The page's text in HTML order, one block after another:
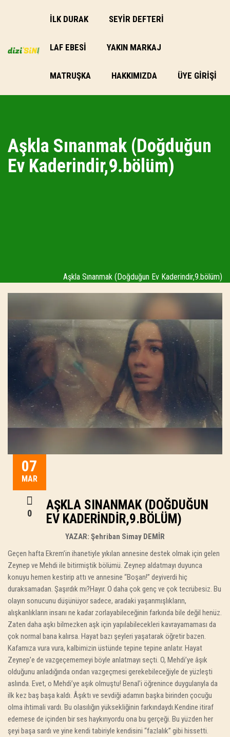
İLK DURAK SEYİR DEFTERİ
LAF EBESI YAKIN MARKAJ
MATRUŞKA HAKKIMIZDA ÜYE GIRIŞI
Aşkla Sınanmak (Doğduğun
Ev Kaderindir,9.bölüm)
Aşkla Sınanmak (Doğduğun Ev Kaderindir,9.bölüm)
07
MAR
0
AŞKLA SINANMAK (DOĞDUĞUN
EV KADERINDIR,9.BÖLÜM)
YAZAR: Şehriban Simay DEMİR
Geçen hafta Ekrem’in ihanetiyle yıkılan annesine destek olmak için gelen
Zeynep ve Mehdi ile bitirmiştik bölümü. Zeynep aldatmayı duyunca
konuyu hemen kestirip attı ve annesine “Boşan!” deyiverdi hiç
duraksamadan. Şaşırdık mı?Hayır. O daha çok genç ve çok tecrübesiz. Bu
olayın sonucunu düşünüyor sadece, aradaki yaşanmışlıkların,
alışkanlıkların insanı ne kadar zorlayabileceğinin farkında bile değil henüz.
Zaten daha aşkı bilmezken aşk için yapılabilecekleri kavrayamaması da
çok normal bana kalırsa. Hayat bazı şeyleri yaşatarak öğretir bazen.
Kafamıza vura vura, kalbimizin üstünde tepine tepine anlatır. Hayat
Zeynep’e de vazgeçememeyi böyle anlatmayı seçti. O, Mehdi’ye âşık
olduğunu anladığında ondan vazgeçmesi gerekebileceğiyle de yüzleşti
aslında. Evet, o Mehdi’ye aşık olmuştu! Benal’i öğrenince duygularıyla da
ilk kez baş başa kaldı. Âşıktı ve sevdiği adamın başka birinden çocuğu
olma ihtimali vardı. Bu olasılığın yüksekliğinin farkındaydı.Kendine itiraf
edemese de içinden bir ses haykırıyordu ona bu gerçeği. Bu yüzden her
şeyi başa sardı ve yine kendi tabiriyle kendisini “fazlalık” gibi hissetti.